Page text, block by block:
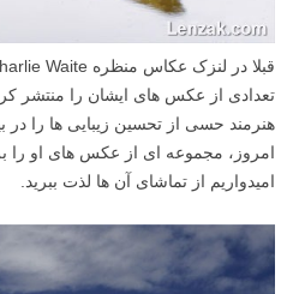
تعدادی از عکس های ایشان را منتشر
هنرمند حسی از تحسین زیبایی ها را در
امروز، مجموعه ای از عکس های او را
امیدواریم از تماشای آن ها لذت ببرید.